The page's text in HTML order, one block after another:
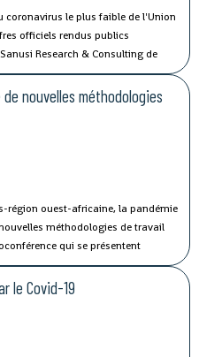
Traoré Tahirou Barry,
coronavirus le plus faible de l'Union
officiels rendus publics
Research & Consulting de
Guinée, le Libéria et la Sierra Leone,
19. nouvelles méthodologies
région ouest-africaine, la pandémie
méthodologies de travail
qui se présentent
pour les autorités guinéennes.
le Covid-19